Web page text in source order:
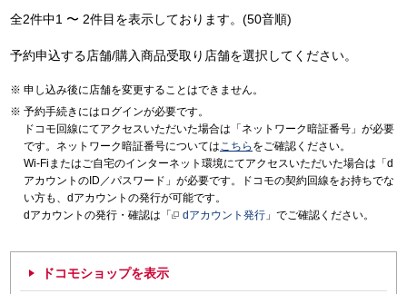
全2件中1 〜 2件目を表示しております。(50音順)
予約申込する店舗/購入商品受取り店舗を選択してください。
申し込み後に店舗を変更することはできません。
予約手続きにはログインが必要です。
ドコモ回線にてアクセスいただいた場合は「ネットワーク暗証番号」が必要
です。ネットワーク暗証番号についてはこちら をご確認ください。
Wi-Fiまたはご自宅のインターネット環境にてアクセスいただいた場合は「d
アカウントのID／パスワード」が必要です。ドコモの契約回線をお持ちでな
い方も、dアカウントの発行が可能です。
dアカウントの発行・確認は「
dアカウント発行 」でご確認ください。
ドコモショップを表示